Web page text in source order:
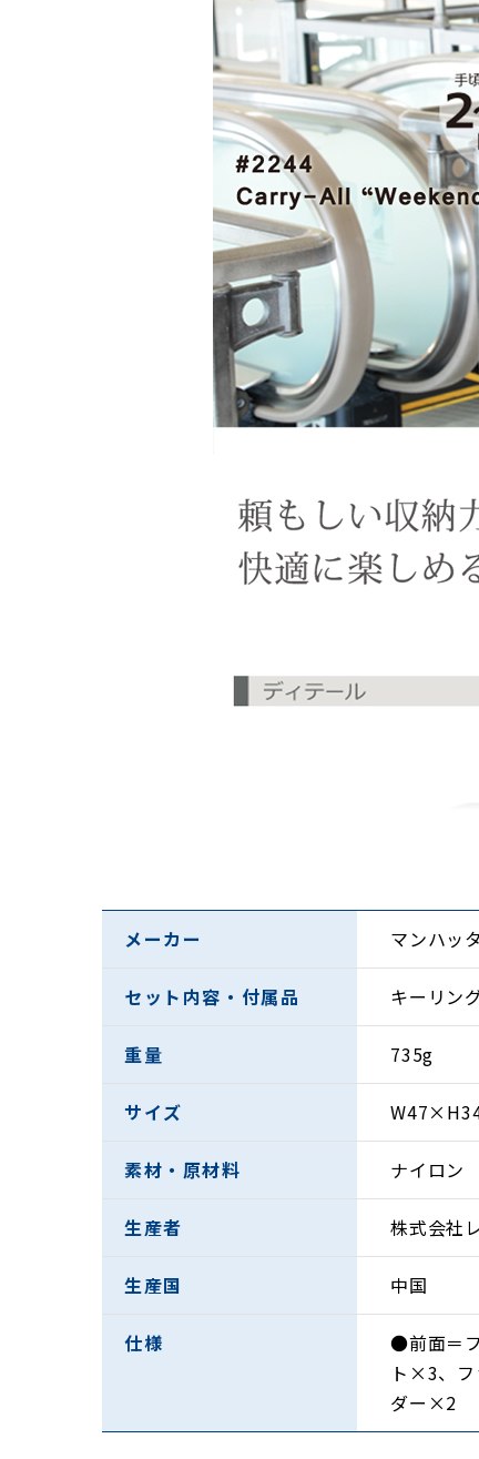
メーカー マンハッ
セット内容・付属品 キーリン
重量 735g
サイズ
素材・原材料 ナイロン
生産者 株式会社
生産国 中国
仕様
●前面＝
ト×3、
ダー×2